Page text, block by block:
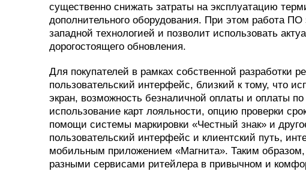
существенно снижать затраты на эксплуатацию
дополнительного оборудования. При этом работа
западной технологией и позволит использовать
дорогостоящего обновления.
Для покупателей в рамках собственной разработки
пользовательский интерфейс, близкий к тому, что
экран, возможность безналичной оплаты и оплаты
использование карт лояльности, опцию проверки
помощи системы маркировки «Честный знак» и
пользовательский интерфейс и клиентский путь,
мобильным приложением «Магнита». Таким образом,
разными сервисами ритейлера в привычном и